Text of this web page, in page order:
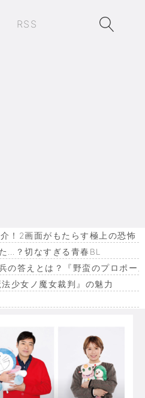
RSS
！2画面がもたらす極上の恐怖
…？切なすぎる青春BL
の答えとは？『野蛮のプロポー
少女ノ魔女裁判』の魅力